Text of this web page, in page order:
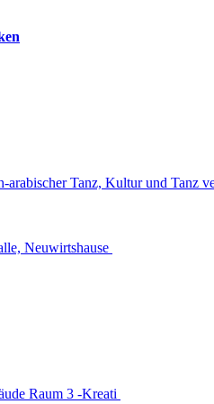
arabischer Tanz, Kultur und Tanz
Neuwirtshause
Raum 3 -Kreati